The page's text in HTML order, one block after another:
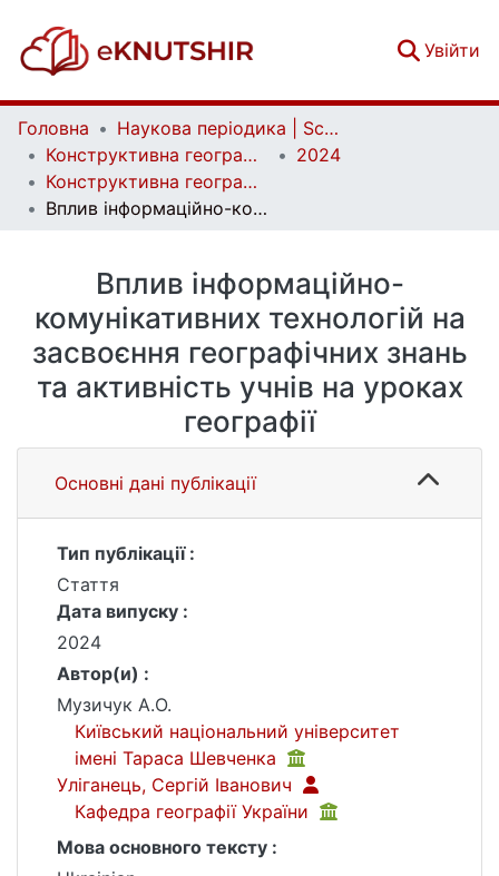
Увійти
Головна
Наукова періодика | Scientific periodicals
Конструктивна географія та раціональне використання природних ресурсів | Constructive geography and rational use of natural resources
2024
Конструктивна географія та раціональне використання природних ресурсів. Випуск 5, № 1
Вплив інформаційно-комунікативних технологій на засвоєння географічних знань та активність учнів на уроках географії
Вплив інформаційно-
комунікативних технологій на
засвоєння географічних знань
та активність учнів на уроках
географії
Основні дані публікації
Тип публікації :
Стаття
Дата випуску :
2024
Автор(и) :
Музичук А.О.
Київський національний університет
імені Тараса Шевченка
Уліганець, Сергій Іванович
Кафедра географії України
Мова основного тексту :